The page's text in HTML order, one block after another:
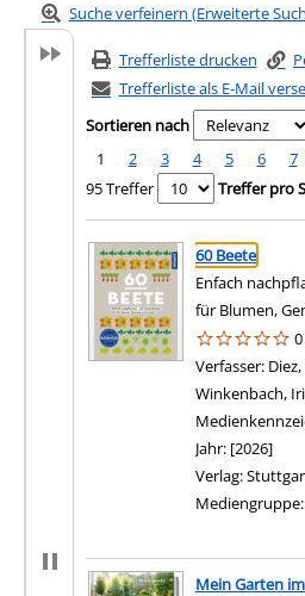
Suche verfeinern (Erweiterte
Trefferliste drucken
Trefferliste als E-Mail
Sortieren nach
1
2 3 4 5 6 7
95 Treffer
Treffer pro
Suchergebnis
Zu den Suchfiltern springen
60 Beete
Enfach
für Blumen,
Verfasser:
Winkenbach,
Jahr: [2026]
Verlag:
Mediengruppe:
Mein Garten